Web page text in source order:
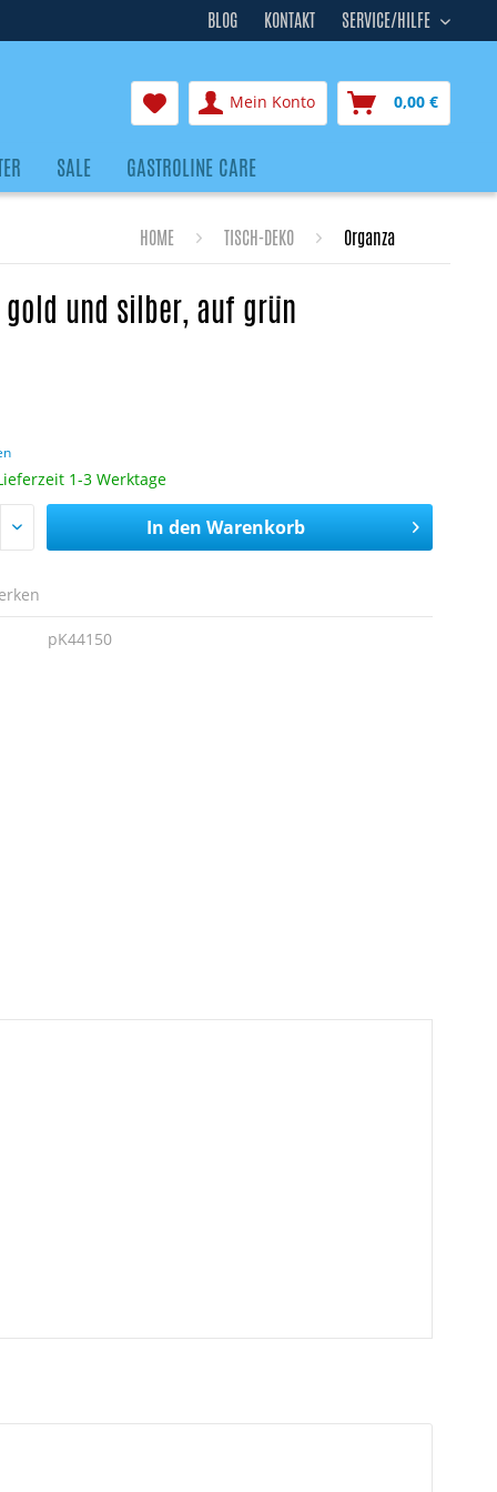
KONTAKT
BLOG SERVICE/HILFE
Mein Konto 0,00 €
SALE GASTROLINE CARE
HOME TISCH-DEKO Organza
gold und silber, auf grün
1-3 Werktage
In denWarenkorb
pK44150